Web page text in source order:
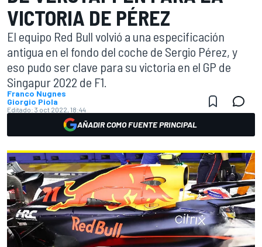
VICTORIA DE PÉREZ
El equipo Red Bull volvió a una especificación
antigua en el fondo del coche de Sergio Pérez, y
eso pudo ser clave para su victoria en el GP de
Singapur 2022 de F1.
Franco Nugnes
Giorgio Piola
Editado: 3 oct 2022, 18:44
AÑADIR COMO FUENTE PRINCIPAL